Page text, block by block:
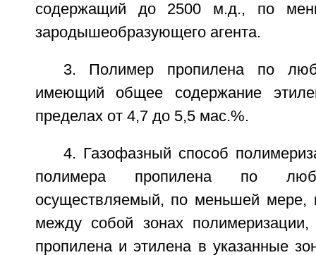
содержащий до 2500 м.д., по
зародышеобразующего агента.
3. Полимер пропилена по
имеющий общее содержание
пределах от 4,7 до 5,5 мас.%.
4. Газофазный способ
полимера пропилена по
осуществляемый, по меньшей мере,
между собой зонах полимеризации,
пропилена и этилена в указанные